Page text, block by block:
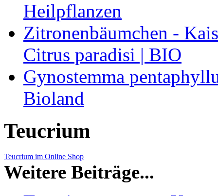
Heilpflanzen
Zitronenbäumchen -
Citrus paradisi | BIO
Gynostemma
Bioland
Teucrium
Teucrium im Online Shop
Weitere Beiträge...